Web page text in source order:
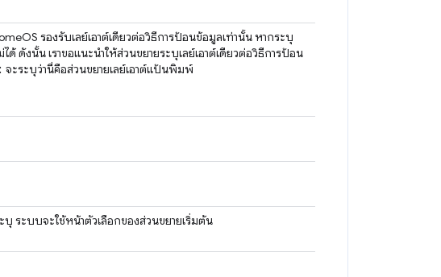
รองรับเลย์เอาต์เดียวต่อวิธีการป้อนข้อมูลเท่านั้น หากระบุ
ด้ ดังนั้น เราขอแนะนำให้ส่วนขยายระบุเลย์เอาต์เดียวต่อวิธีการป้อน
จะระบุว่านี่คือส่วนขยายเลย์เอาต์แป้นพิมพ์
ระบบจะใช้หน้าตัวเลือกของส่วนขยายเริ่มต้น